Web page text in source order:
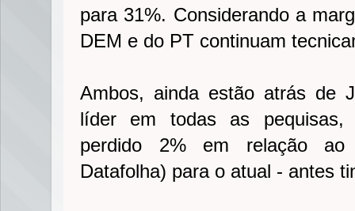
para 31%. Considerando a
DEM e do PT continuam
Ambos, ainda estão atrás de
líder em todas as pequisas,
perdido 2% em relação ao
Datafolha) para o atual - antes